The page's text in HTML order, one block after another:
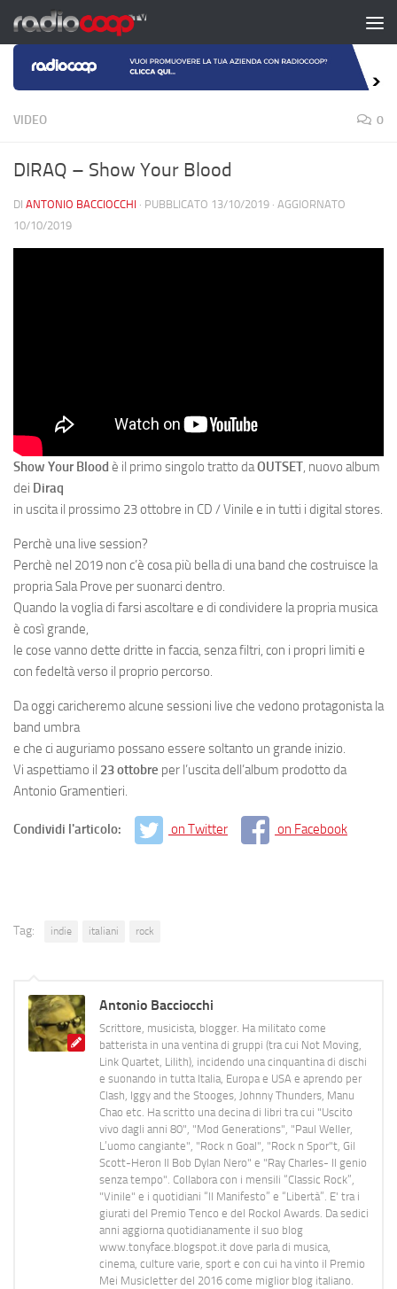
Salta al contenuto
VIDEO 0
DIRAQ – Show Your Blood
DI ANTONIO BACCIOCCHI · PUBBLICATO 13/10/2019 · AGGIORNATO
10/10/2019
Show Your Blood è il primo singolo tratto daOUTSET, nuovo album
dei Diraq
in uscita il prossimo 23 ottobre in CD / Vinile e in tutti i digital stores.
Perchè una live session?
Perchè nel 2019 non c’è cosa più bella di una band che costruisce la
propria Sala Prove per suonarci dentro.
Quando la voglia di farsi ascoltare e di condividere la propria musica
è così grande,
le cose vanno dette dritte in faccia, senza filtri, con i propri limiti e
con fedeltà verso il proprio percorso.
Da oggi caricheremo alcune sessioni live che vedono protagonista la
band umbra
e che ci auguriamo possano essere soltanto un grande inizio.
Vi aspettiamo il 23 ottobre per l’uscita dell’album prodotto da
Antonio Gramentieri.
Condividi l'articolo: on Twitter on Facebook
Tag: indie italiani rock
Antonio Bacciocchi
Scrittore, musicista, blogger. Ha militato come
batterista in una ventina di gruppi (tra cui Not Moving,
Link Quartet, Lilith), incidendo una cinquantina di dischi
e suonando in tutta Italia, Europa e USA e aprendo per
Clash, Iggy and the Stooges, Johnny Thunders, Manu
Chao etc. Ha scritto una decina di libri tra cui "Uscito
vivo dagli anni 80", "Mod Generations", "Paul Weller,
L’uomo cangiante", "Rock n Goal", "Rock n Spor"t, Gil
Scott-Heron Il Bob Dylan Nero" e "Ray Charles- Il genio
senza tempo". Collabora con i mensili “Classic Rock”,
"Vinile" e i quotidiani “Il Manifesto” e “Libertà”. E' tra i
giurati del Premio Tenco e del Rockol Awards. Da sedici
anni aggiorna quotidianamente il suo blog
www.tonyface.blogspot.it dove parla di musica,
cinema, culture varie, sport e con cui ha vinto il Premio
Mei Musicletter del 2016 come miglior blog italiano.